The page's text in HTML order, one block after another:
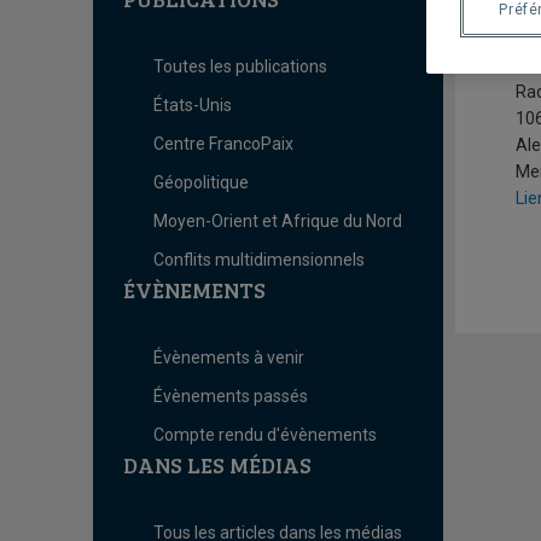
Toutes les publications
États-Unis
Centre FrancoPaix
Géopolitique
Moyen-Orient et Afrique du Nord
Conflits multidimensionnels
ÉVÈNEMENTS
Évènements à venir
Évènements passés
Compte rendu d'évènements
DANS LES MÉDIAS
Tous les articles dans les médias